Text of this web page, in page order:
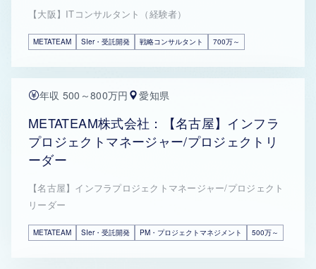
【大阪】ITコンサルタント（経験者）
METATEAM SIer・受託開発 戦略コンサルタント 700万～
年収 500～800万円 愛知県
METATEAM株式会社：【名古屋】インフラ
プロジェクトマネージャー/プロジェクトリ
ーダー
【名古屋】インフラプロジェクトマネージャー/プロジェクト
リーダー
METATEAM SIer・受託開発 PM・プロジェクトマネジメント 500万～